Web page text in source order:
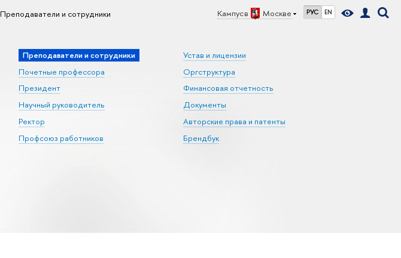
Кампус в Москве РУС EN
Преподаватели и сотрудники
Преподаватели и сотрудники
Почетные профессора
Президент
Научный руководитель
Ректор
Профсоюз работников
Устав и лицензии
Оргструктура
Финансовая отчетность
Документы
Авторские права и патенты
Брендбук